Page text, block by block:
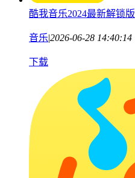
酷我音乐2024最新解锁版
音乐|2026-06-28 14:40:14
下载